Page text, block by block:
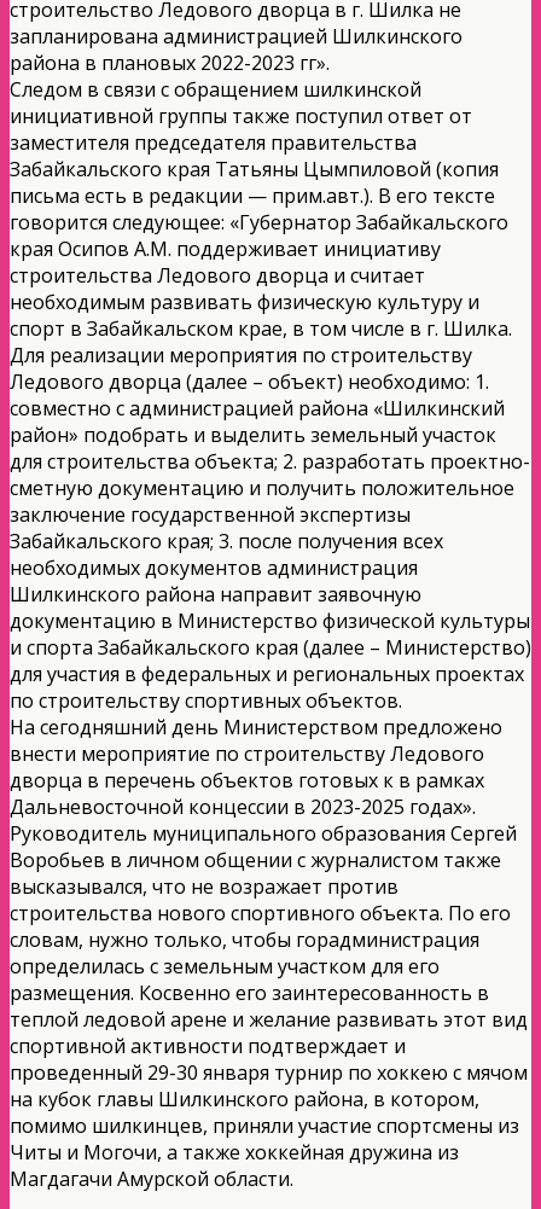
строительство Ледового дворца в г. Шилка не
запланирована администрацией Шилкинского
района в плановых 2022-2023 гг».
Следом в связи с обращением шилкинской
инициативной группы также поступил ответ от
заместителя председателя правительства
Забайкальского края Татьяны Цымпиловой (копия
письма есть в редакции — прим.авт.). В его тексте
говорится следующее: «Губернатор Забайкальского
края Осипов А.М. поддерживает инициативу
строительства Ледового дворца и считает
необходимым развивать физическую культуру и
спорт в Забайкальском крае, в том числе в г. Шилка.
Для реализации мероприятия по строительству
Ледового дворца (далее – объект) необходимо: 1.
совместно с администрацией района «Шилкинский
район» подобрать и выделить земельный участок
для строительства объекта; 2. разработать проектно-
сметную документацию и получить положительное
заключение государственной экспертизы
Забайкальского края; 3. после получения всех
необходимых документов администрация
Шилкинского района направит заявочную
документацию в Министерство физической культуры
и спорта Забайкальского края (далее – Министерство)
для участия в федеральных и региональных проектах
по строительству спортивных объектов.
На сегодняшний день Министерством предложено
внести мероприятие по строительству Ледового
дворца в перечень объектов готовых к в рамках
Дальневосточной концессии в 2023-2025 годах».
Руководитель муниципального образования Сергей
Воробьев в личном общении с журналистом также
высказывался, что не возражает против
строительства нового спортивного объекта. По его
словам, нужно только, чтобы горадминистрация
определилась с земельным участком для его
размещения. Косвенно его заинтересованность в
теплой ледовой арене и желание развивать этот вид
спортивной активности подтверждает и
проведенный 29-30 января турнир по хоккею с мячом
на кубок главы Шилкинского района, в котором,
помимо шилкинцев, приняли участие спортсмены из
Читы и Могочи, а также хоккейная дружина из
Магдагачи Амурской области.